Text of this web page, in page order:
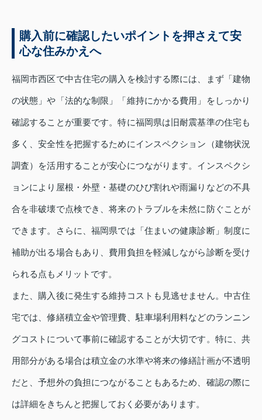
購入前に確認したいポイントを押さえて安
心な住みかえへ
福岡市西区で中古住宅の購入を検討する際には、まず「建物
の状態」や「法的な制限」「維持にかかる費用」をしっかり
確認することが重要です。特に福岡県は旧耐震基準の住宅も
多く、安全性を把握するためにインスペクション（建物状況
調査）を活用することが安心につながります。インスペクシ
ョンにより屋根・外壁・基礎のひび割れや雨漏りなどの不具
合を非破壊で点検でき、将来のトラブルを未然に防ぐことが
できます。さらに、福岡県では「住まいの健康診断」制度に
補助が出る場合もあり、費用負担を軽減しながら診断を受け
られる点もメリットです。
また、購入後に発生する維持コストも見逃せません。中古住
宅では、修繕積立金や管理費、駐車場利用料などのランニン
グコストについて事前に確認することが大切です。特に、共
用部分がある場合は積立金の水準や将来の修繕計画が不透明
だと、予想外の負担につながることもあるため、確認の際に
は詳細をきちんと把握しておく必要があります。